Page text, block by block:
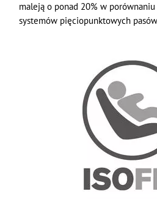
maleją o ponad 20% w
systemów pięciopunktowych